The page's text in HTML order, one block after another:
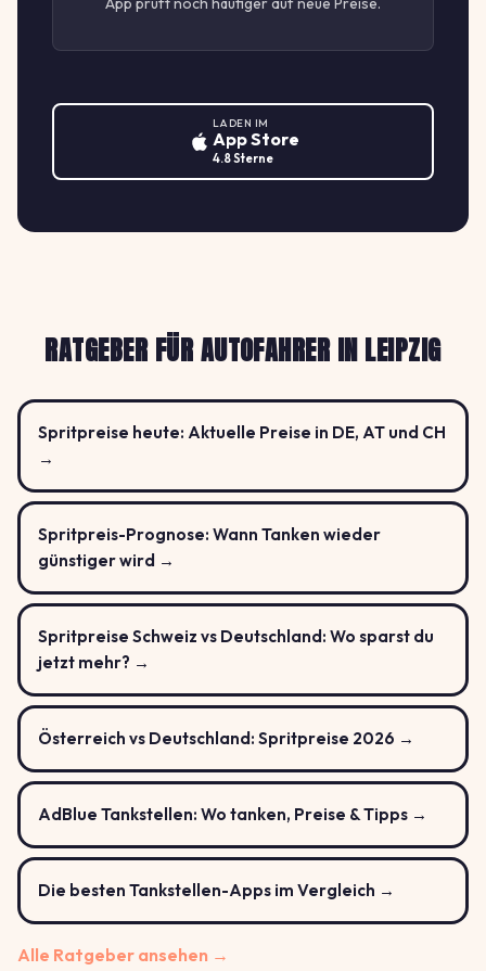
LADEN IM
App Store
4.8 Sterne
RATGEBER FÜR AUTOFAHRER IN LEIPZIG
Spritpreise heute: Aktuelle Preise in DE, AT und CH
→
Spritpreis-Prognose: Wann Tanken wieder
günstiger wird →
Spritpreise Schweiz vs Deutschland: Wo sparst du
jetzt mehr? →
Österreich vs Deutschland: Spritpreise 2026 →
AdBlue Tankstellen: Wo tanken, Preise & Tipps →
Die besten Tankstellen-Apps im Vergleich →
Alle Ratgeber ansehen →